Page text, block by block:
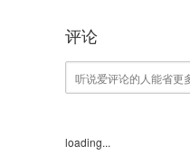
评论
loading...